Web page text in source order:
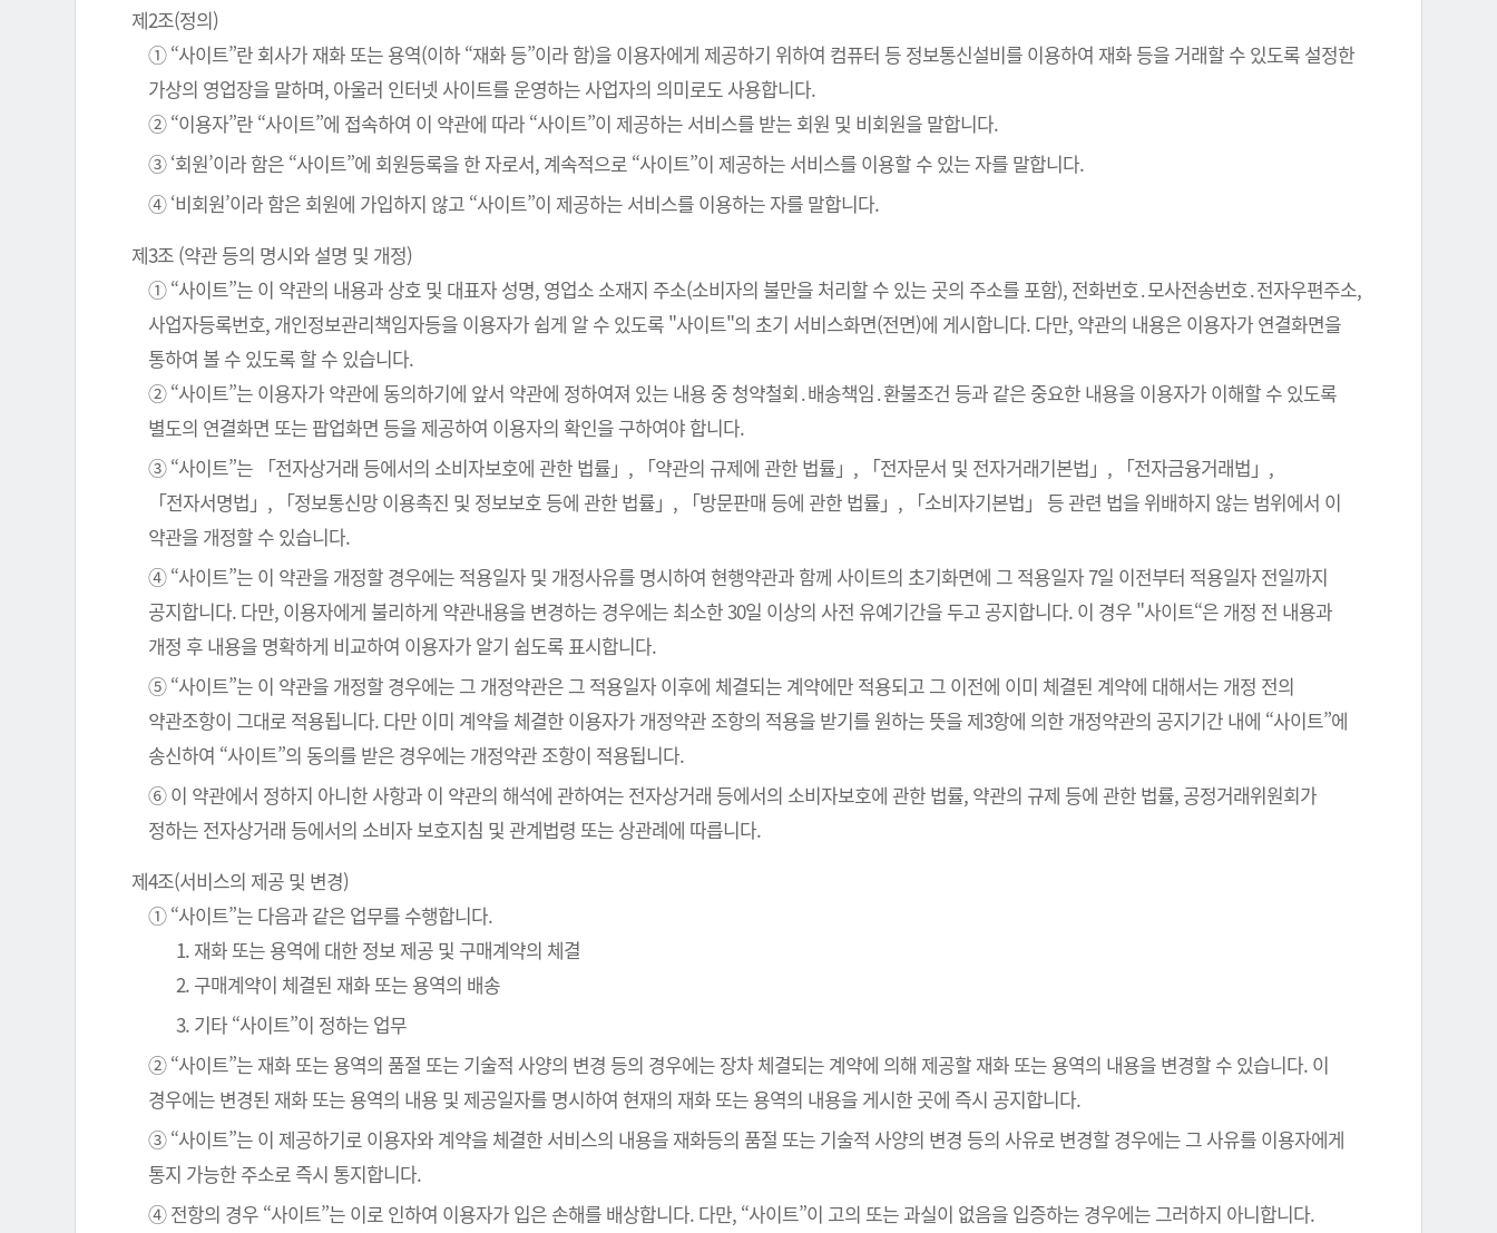
제2조(정의)
① “사이트”란 회사가 재화 또는 용역(이하 “재화 등”이라 함)을 이용자에게 제공하기 위하여 컴퓨터 등 정보통신설비를 이용하여 재화 등을 거래할 수 있도록 설정한
가상의 영업장을 말하며, 아울러 인터넷 사이트를 운영하는 사업자의 의미로도 사용합니다.
② “이용자”란 “사이트”에 접속하여 이 약관에 따라 “사이트”이 제공하는 서비스를 받는 회원 및 비회원을 말합니다.
③ ‘회원’이라 함은 “사이트”에 회원등록을 한 자로서, 계속적으로 “사이트”이 제공하는 서비스를 이용할 수 있는 자를 말합니다.
④ ‘비회원’이라 함은 회원에 가입하지 않고 “사이트”이 제공하는 서비스를 이용하는 자를 말합니다.
제3조 (약관 등의 명시와 설명 및 개정)
① “사이트”는 이 약관의 내용과 상호 및 대표자 성명, 영업소 소재지 주소(소비자의 불만을 처리할 수 있는 곳의 주소를 포함), 전화번호․모사전송번호․전자우편주소,
사업자등록번호, 개인정보관리책임자등을 이용자가 쉽게 알 수 있도록 "사이트"의 초기 서비스화면(전면)에 게시합니다. 다만, 약관의 내용은 이용자가 연결화면을
통하여 볼 수 있도록 할 수 있습니다.
② “사이트”는 이용자가 약관에 동의하기에 앞서 약관에 정하여져 있는 내용 중 청약철회․배송책임․환불조건 등과 같은 중요한 내용을 이용자가 이해할 수 있도록
별도의 연결화면 또는 팝업화면 등을 제공하여 이용자의 확인을 구하여야 합니다.
③ “사이트”는 「전자상거래 등에서의 소비자보호에 관한 법률」, 「약관의 규제에 관한 법률」, 「전자문서 및 전자거래기본법」, 「전자금융거래법」,
「전자서명법」, 「정보통신망 이용촉진 및 정보보호 등에 관한 법률」, 「방문판매 등에 관한 법률」, 「소비자기본법」 등 관련 법을 위배하지 않는 범위에서 이
약관을 개정할 수 있습니다.
④ “사이트”는 이 약관을 개정할 경우에는 적용일자 및 개정사유를 명시하여 현행약관과 함께 사이트의 초기화면에 그 적용일자 7일 이전부터 적용일자 전일까지
공지합니다. 다만, 이용자에게 불리하게 약관내용을 변경하는 경우에는 최소한 30일 이상의 사전 유예기간을 두고 공지합니다. 이 경우 "사이트“은 개정 전 내용과
개정 후 내용을 명확하게 비교하여 이용자가 알기 쉽도록 표시합니다.
⑤ “사이트”는 이 약관을 개정할 경우에는 그 개정약관은 그 적용일자 이후에 체결되는 계약에만 적용되고 그 이전에 이미 체결된 계약에 대해서는 개정 전의
약관조항이 그대로 적용됩니다. 다만 이미 계약을 체결한 이용자가 개정약관 조항의 적용을 받기를 원하는 뜻을 제3항에 의한 개정약관의 공지기간 내에 “사이트”에
송신하여 “사이트”의 동의를 받은 경우에는 개정약관 조항이 적용됩니다.
⑥ 이 약관에서 정하지 아니한 사항과 이 약관의 해석에 관하여는 전자상거래 등에서의 소비자보호에 관한 법률, 약관의 규제 등에 관한 법률, 공정거래위원회가
정하는 전자상거래 등에서의 소비자 보호지침 및 관계법령 또는 상관례에 따릅니다.
제4조(서비스의 제공 및 변경)
① “사이트”는 다음과 같은 업무를 수행합니다.
1. 재화 또는 용역에 대한 정보 제공 및 구매계약의 체결
2. 구매계약이 체결된 재화 또는 용역의 배송
3. 기타 “사이트”이 정하는 업무
② “사이트”는 재화 또는 용역의 품절 또는 기술적 사양의 변경 등의 경우에는 장차 체결되는 계약에 의해 제공할 재화 또는 용역의 내용을 변경할 수 있습니다. 이
경우에는 변경된 재화 또는 용역의 내용 및 제공일자를 명시하여 현재의 재화 또는 용역의 내용을 게시한 곳에 즉시 공지합니다.
③ “사이트”는 이 제공하기로 이용자와 계약을 체결한 서비스의 내용을 재화등의 품절 또는 기술적 사양의 변경 등의 사유로 변경할 경우에는 그 사유를 이용자에게
통지 가능한 주소로 즉시 통지합니다.
④ 전항의 경우 “사이트”는 이로 인하여 이용자가 입은 손해를 배상합니다. 다만, “사이트”이 고의 또는 과실이 없음을 입증하는 경우에는 그러하지 아니합니다.